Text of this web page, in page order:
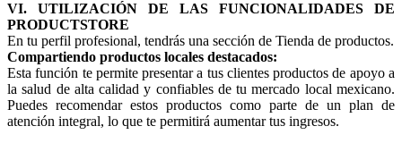
VI. UTILIZACIÓN DE LAS FUNCIONALIDADES DE
PRODUCTSTORE
En tu perfil profesional, tendrás una sección de Tienda de productos.
Compartiendo productos locales destacados:
Esta función te permite presentar a tus clientes productos de apoyo a
la salud de alta calidad y confiables de tu mercado local mexicano.
Puedes recomendar estos productos como parte de un plan de
atención integral, lo que te permitirá aumentar tus ingresos.